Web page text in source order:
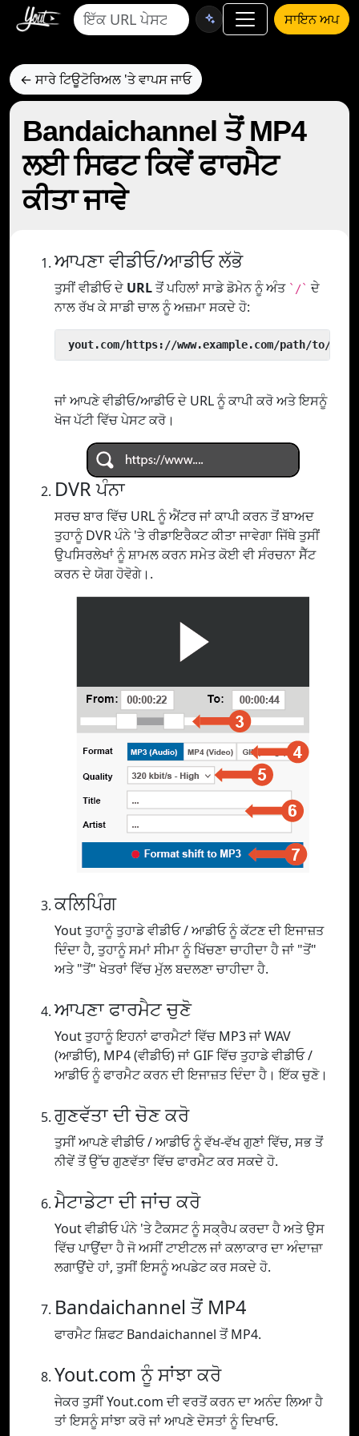
ਸਾਇਨ ਅਪ
← ਸਾਰੇ ਟਿਊਟੋਰਿਅਲ 'ਤੇ ਵਾਪਸ ਜਾਓ
Bandaichannel ਤੋਂ MP4
ਲਈ ਸਿਫਟ ਕਿਵੇਂ ਫਾਰਮੈਟ
ਕੀਤਾ ਜਾਵੇ
ਆਪਣਾ ਵੀਡੀਓ/ਆਡੀਓ ਲੱਭੋ
ਤੁਸੀਂ ਵੀਡੀਓ ਦੇ URLਤੋਂ ਪਹਿਲਾਂ ਸਾਡੇ ਡੋਮੇਨ ਨੂੰ ਅੰਤ `/` ਦੇ
ਨਾਲ ਰੱਖ ਕੇ ਸਾਡੀ ਚਾਲ ਨੂੰ ਅਜ਼ਮਾ ਸਕਦੇ ਹੋ:
yout.com/https://www.example.com/path/to/
ਜਾਂ ਆਪਣੇ ਵੀਡੀਓ/ਆਡੀਓ ਦੇ URL ਨੂੰ ਕਾਪੀ ਕਰੋ ਅਤੇ ਇਸਨੂੰ
ਖੋਜ ਪੱਟੀ ਵਿੱਚ ਪੇਸਟ ਕਰੋ।
DVR ਪੰਨਾ
ਸਰਚ ਬਾਰ ਵਿੱਚ URL ਨੂੰ ਐਂਟਰ ਜਾਂ ਕਾਪੀ ਕਰਨ ਤੋਂ ਬਾਅਦ
ਤੁਹਾਨੂੰ DVR ਪੰਨੇ 'ਤੇ ਰੀਡਾਇਰੈਕਟ ਕੀਤਾ ਜਾਵੇਗਾ ਜਿੱਥੇ ਤੁਸੀਂ
ਉਪਸਿਰਲੇਖਾਂ ਨੂੰ ਸ਼ਾਮਲ ਕਰਨ ਸਮੇਤ ਕੋਈ ਵੀ ਸੰਰਚਨਾ ਸੈੱਟ
ਕਰਨ ਦੇ ਯੋਗ ਹੋਵੋਗੇ।.
ਕਲਿਪਿੰਗ
Yout ਤੁਹਾਨੂੰ ਤੁਹਾਡੇ ਵੀਡੀਓ / ਆਡੀਓ ਨੂੰ ਕੱਟਣ ਦੀ ਇਜਾਜ਼ਤ
ਦਿੰਦਾ ਹੈ, ਤੁਹਾਨੂੰ ਸਮਾਂ ਸੀਮਾ ਨੂੰ ਖਿੱਚਣਾ ਚਾਹੀਦਾ ਹੈ ਜਾਂ "ਤੋਂ"
ਅਤੇ "ਤੋਂ" ਖੇਤਰਾਂ ਵਿੱਚ ਮੁੱਲ ਬਦਲਣਾ ਚਾਹੀਦਾ ਹੈ.
ਆਪਣਾ ਫਾਰਮੈਟ ਚੁਣੋ
Yout ਤੁਹਾਨੂੰ ਇਹਨਾਂ ਫਾਰਮੈਟਾਂ ਵਿੱਚ MP3 ਜਾਂ WAV
(ਆਡੀਓ), MP4 (ਵੀਡੀਓ) ਜਾਂ GIF ਵਿੱਚ ਤੁਹਾਡੇ ਵੀਡੀਓ /
ਆਡੀਓ ਨੂੰ ਫਾਰਮੈਟ ਕਰਨ ਦੀ ਇਜਾਜ਼ਤ ਦਿੰਦਾ ਹੈ। ਇੱਕ ਚੁਣੋ।
ਗੁਣਵੱਤਾ ਦੀ ਚੋਣ ਕਰੋ
ਤੁਸੀਂ ਆਪਣੇ ਵੀਡੀਓ / ਆਡੀਓ ਨੂੰ ਵੱਖ-ਵੱਖ ਗੁਣਾਂ ਵਿੱਚ, ਸਭ ਤੋਂ
ਨੀਵੇਂ ਤੋਂ ਉੱਚ ਗੁਣਵੱਤਾ ਵਿੱਚ ਫਾਰਮੈਟ ਕਰ ਸਕਦੇ ਹੋ.
ਮੈਟਾਡੇਟਾ ਦੀ ਜਾਂਚ ਕਰੋ
Yout ਵੀਡੀਓ ਪੰਨੇ 'ਤੇ ਟੈਕਸਟ ਨੂੰ ਸਕ੍ਰੈਪ ਕਰਦਾ ਹੈ ਅਤੇ ਉਸ
ਵਿੱਚ ਪਾਉਂਦਾ ਹੈ ਜੋ ਅਸੀਂ ਟਾਈਟਲ ਜਾਂ ਕਲਾਕਾਰ ਦਾ ਅੰਦਾਜ਼ਾ
ਲਗਾਉਂਦੇ ਹਾਂ, ਤੁਸੀਂ ਇਸਨੂੰ ਅਪਡੇਟ ਕਰ ਸਕਦੇ ਹੋ.
Bandaichannel ਤੋਂ MP4
ਫਾਰਮੈਟ ਸ਼ਿਫਟ Bandaichannel ਤੋਂ MP4.
Yout.com ਨੂੰ ਸਾਂਝਾ ਕਰੋ
ਜੇਕਰ ਤੁਸੀਂ Yout.com ਦੀ ਵਰਤੋਂ ਕਰਨ ਦਾ ਅਨੰਦ ਲਿਆ ਹੈ
ਤਾਂ ਇਸਨੂੰ ਸਾਂਝਾ ਕਰੋ ਜਾਂ ਆਪਣੇ ਦੋਸਤਾਂ ਨੂੰ ਦਿਖਾਓ.